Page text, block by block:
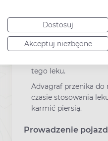
Dostosuj
Akceptuj niezbędne
Jeśli pacjentka jest
przypuszcza że może
planuje mieć dziecko,
tego leku.
Advagraf przenika
czasie stosowania
karmić piersią.
Prowadzenie